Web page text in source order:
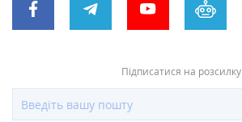
Підписатися на розсилку